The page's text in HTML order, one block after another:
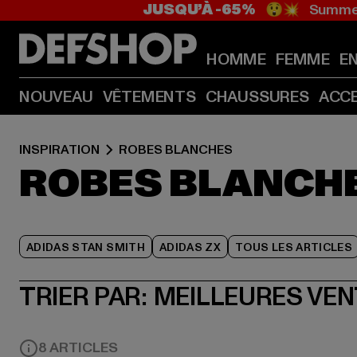
JUSQU’À -65% 😲💥
HOMME FEMME
NOUVEAU VÊTEMENTS CHAUSSURES
INSPIRATION ROBES BLANCHES
ROBES
ADIDAS STAN SMITH ADIDAS ZX TOUS LES ARTICLES
TRIER PAR: MEILLEURES
8 ARTICLES